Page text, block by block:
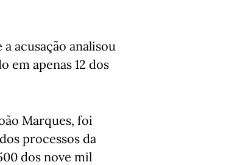
acusação analisou
em apenas 12 dos
Marques, foi
processos da
dos nove mil